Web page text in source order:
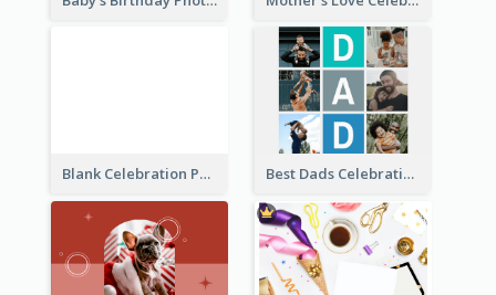
Blank Celebration Photo Book Best Dads Celebration Photo Book